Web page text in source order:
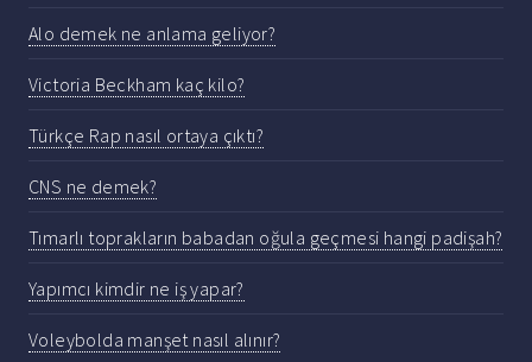
Alo demek ne anlama geliyor?
Victoria Beckham kaç kilo?
Türkçe Rap nasıl ortaya çıktı?
CNS ne demek?
Tımarlı toprakların babadan oğula geçmesi hangi padişah?
Yapımcı kimdir ne iş yapar?
Voleybolda manşet nasıl alınır?